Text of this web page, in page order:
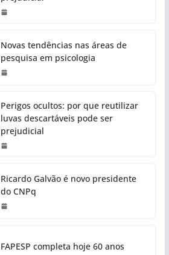
Novas tendências nas áreas de
pesquisa em psicologia
Perigos ocultos: por que reutilizar
luvas descartáveis pode ser
prejudicial
Ricardo Galvão é novo presidente
do CNPq
FAPESP completa hoje 60 anos